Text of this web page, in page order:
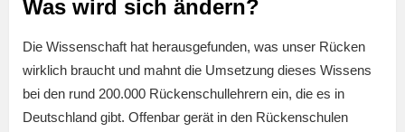
Was wird sich ändern?
Die Wissenschaft hat herausgefunden, was unser Rücken
wirklich braucht und mahnt die Umsetzung dieses Wissens
bei den rund 200.000 Rückenschullehrern ein, die es in
Deutschland gibt. Offenbar gerät in den Rückenschulen